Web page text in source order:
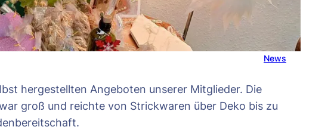
News
hergestellten Angeboten unserer Mitglieder. Die
groß und reichte von Strickwaren über Deko bis zu